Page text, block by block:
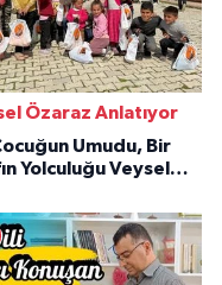
Özaraz Anlatıyor
Umudu, Bir
Yolculuğu Veysel